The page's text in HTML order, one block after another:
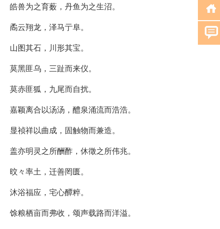
皓兽为之育薮，丹鱼为之生沼。
矞云翔龙，泽马亍阜。
山图其石，川形其宝。
莫黑匪乌，三趾而来仪。
莫赤匪狐，九尾而自扰。
嘉颖离合以汤汤，醴泉涌流而浩浩。
显祯祥以曲成，固触物而兼造。
盖亦明灵之所酬酢，休徵之所伟兆。
旼々率土，迁善罔匮。
沐浴福应，宅心醰粹。
馀粮栖亩而弗收，颂声载路而洋溢。